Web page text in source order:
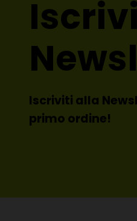
Iscriviti alla
primo ordine!